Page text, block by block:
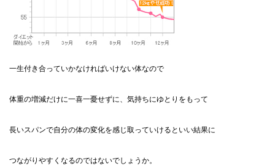
一生付き合っていかなければいけない体なので
体重の増減だけに一喜一憂せずに、気持ちにゆとりをもって
長いスパンで自分の体の変化を感じ取っていけるといい結果に
つながりやすくなるのではないでしょうか。